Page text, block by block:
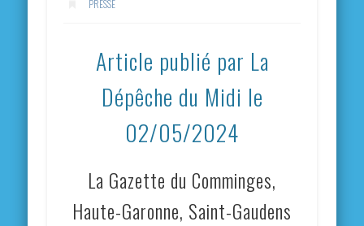
PRESSE
Article publié par La
Dépêche du Midi le
02/05/2024
La Gazette du Comminges,
Haute-Garonne, Saint-Gaudens